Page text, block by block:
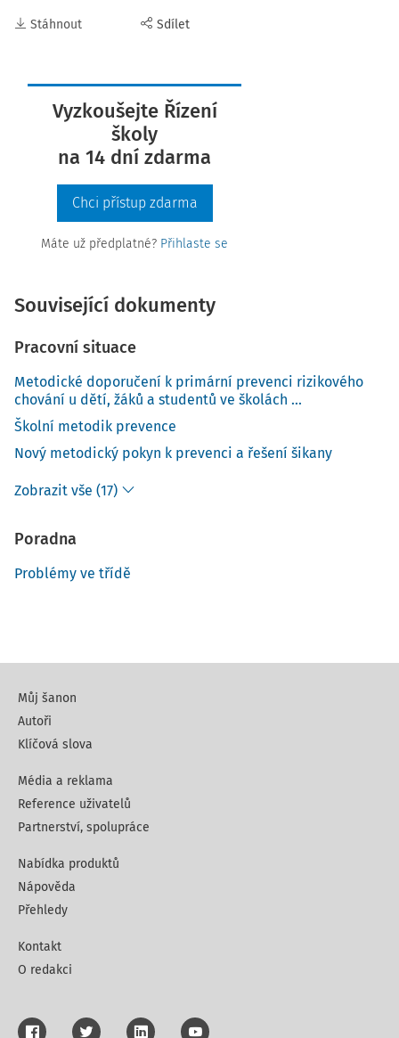
Stáhnout Sdílet
Vyzkoušejte Řízení
školy
na 14 dní zdarma
Chci přístup zdarma
Máte už předplatné? Přihlaste se
Související dokumenty
Pracovní situace
Metodické doporučení k primární prevenci rizikového
chování u dětí, žáků a studentů ve školách ...
Školní metodik prevence
Nový metodický pokyn k prevenci a řešení šikany
Zobrazit vše (17)
Poradna
Problémy ve třídě
Můj šanon
Autoři
Klíčová slova
Média a reklama
Reference uživatelů
Partnerství, spolupráce
Nabídka produktů
Nápověda
Přehledy
Kontakt
O redakci